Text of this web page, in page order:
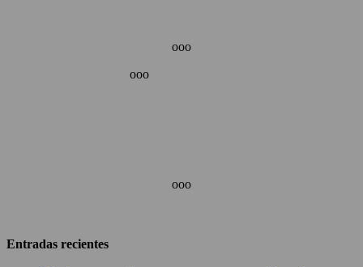
ooo
ooo
ooo
Entradas recientes